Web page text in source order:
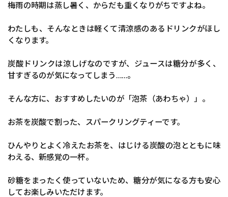
梅雨の時期は蒸し暑く、からだも重くなりがちですよね。
わたしも、そんなときは軽くて清涼感のあるドリンクがほし
くなります。
炭酸ドリンクは涼しげなのですが、ジュースは糖分が多く、
甘すぎるのが気になってしまう……。
そんな方に、おすすめしたいのが「泡茶（あわちゃ）」。
お茶を炭酸で割った、スパークリングティーです。
ひんやりとよく冷えたお茶を、はじける炭酸の泡とともに味
わえる、新感覚の一杯。
砂糖をまったく使っていないため、糖分が気になる方も安心
してお楽しみいただけます。